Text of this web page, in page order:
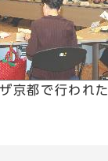
京都で行われた